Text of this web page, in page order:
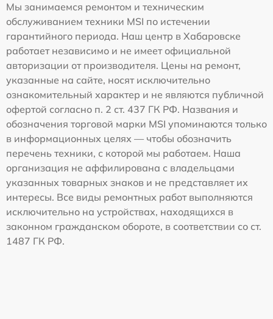
Мы занимаемся ремонтом и техническим
обслуживанием техники MSI по истечении
гарантийного периода. Наш центр в Хабаровске
работает независимо и не имеет официальной
авторизации от производителя. Цены на ремонт,
указанные на сайте, носят исключительно
ознакомительный характер и не являются публичной
офертой согласно п. 2 ст. 437 ГК РФ. Названия и
обозначения торговой марки MSI упоминаются только
в информационных целях — чтобы обозначить
перечень техники, с которой мы работаем. Наша
организация не аффилирована с владельцами
указанных товарных знаков и не представляет их
интересы. Все виды ремонтных работ выполняются
исключительно на устройствах, находящихся в
законном гражданском обороте, в соответствии со ст.
1487 ГК РФ.